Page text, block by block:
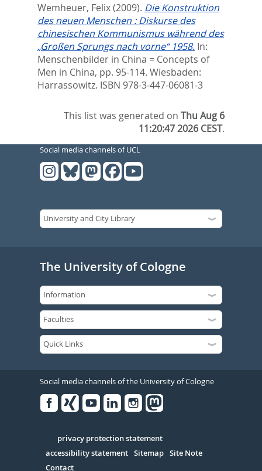
Wemheuer, Felix(2009). Die Konstruktion
des neuen Menschen : Diskurse des
chinesischen Kommunismus während des
„Großen Sprungs nach vorne“ 1958. In:
Menschenbilder in China = Concepts of
Men in China, pp. 95-114. Wiesbaden:
Harrassowitz. ISBN 978-3-447-06081-3
This list was generated onThu Aug 6
11:20:47 2026 CEST.
Social media channels of UCL
The University of Cologne
Social media channels of the University of Cologne
Serivce
privacy protection statement
accessibility statement Sitemap Site Note
Contact